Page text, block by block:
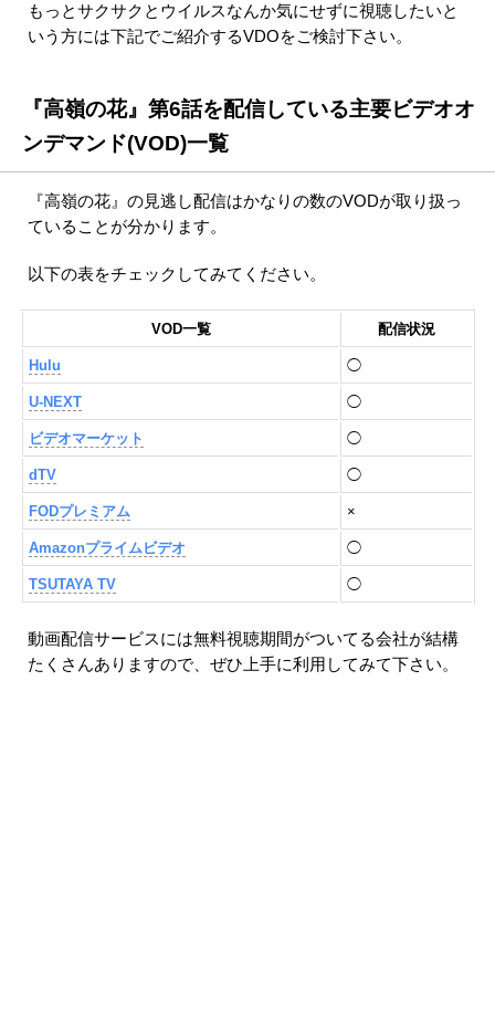
もっとサクサクとウイルスなんか気にせずに視聴したいと
いう方には下記でご紹介するVDOをご検討下さい。
『高嶺の花』第6話を配信している主要ビデオオ
ンデマンド(VOD)一覧
『高嶺の花』の見逃し配信はかなりの数のVODが取り扱っ
ていることが分かります。
以下の表をチェックしてみてください。
VOD一覧 配信状況
Hulu ◯
U-NEXT ◯
ビデオマーケット ◯
dTV ◯
FODプレミアム ×
Amazonプライムビデオ ◯
TSUTAYA TV ◯
動画配信サービスには無料視聴期間がついてる会社が結構
たくさんありますので、ぜひ上手に利用してみて下さい。